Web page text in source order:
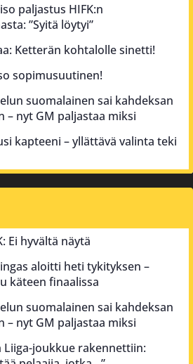
paljastus HIFK:n
”Syitä löytyi”
Ketterän kohtalolle sinetti!
sopimusuutinen!
suomalainen sai kahdeksan
– nyt GM paljastaa miksi
kapteeni – yllättävä valinta teki
Ei hyvältä näytä
aloitti heti tykityksen –
käteen finaalissa
suomalainen sai kahdeksan
– nyt GM paljastaa miksi
Liiga-joukkue rakennettiin: